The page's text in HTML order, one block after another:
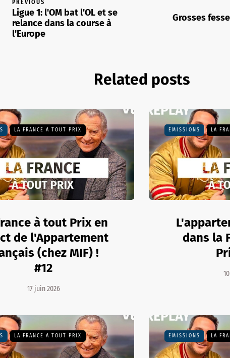
PREVIOUS
Ligue 1: l'OM bat l'OL et se
relance dans la course à
l'Europe
Grosses
Related posts
LA FRANCE À TOUT PRIX
à tout Prix en
de l'Appartement
(chez MIF) !
#12
17 juin 2026
EMISSIONS LA
dans la
LA FRANCE À TOUT PRIX EMISSIONS LA